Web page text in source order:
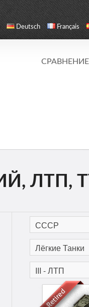
Deutsch Français
СРАВНЕНИЕ
ЛТП,